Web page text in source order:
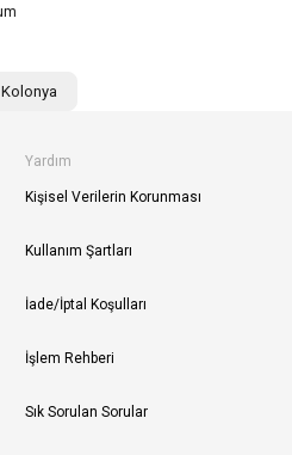
Kolonya
Yardım
Kişisel Verilerin Korunması
Kullanım Şartları
İade/İptal Koşulları
İşlem Rehberi
Sık Sorulan Sorular